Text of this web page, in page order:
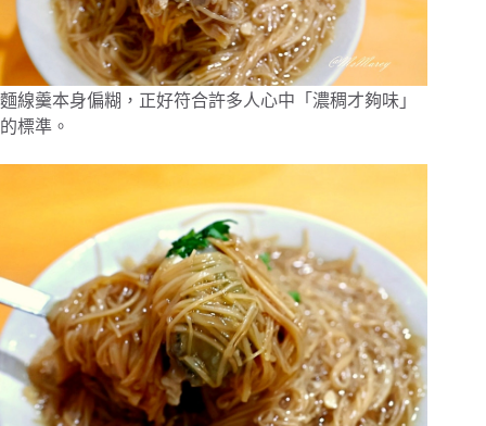
麵線羹本身偏糊，正好符合許多人心中「濃稠才夠味」
的標準。